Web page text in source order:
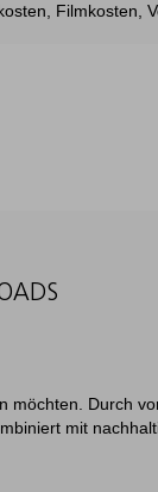
Filmkosten,
möchten. Durch
mit